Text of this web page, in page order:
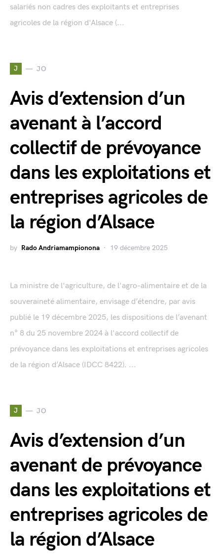
salariés non cadres des exploitants et entreprises
agricoles de la région d'Alsace (...
J JO
Avis d’extension d’un
avenant à l’accord
collectif de prévoyance
dans les exploitations et
entreprises agricoles de
la région d’Alsace
by Rado Andriamampionona 19 décembre 2025
La ministre de l'agriculture, de l'agro-alimentaire et de la
souveraineté alimentaire, envisage d’étendre, par avis
publié le 19 décembre 2025, les dispositions de l’avenant
n° 8 du 25 novembre 2024 à l'accord collectif de
prévoyance dans les exploitations et entreprises agricoles
de la région d’Alsace (IDCC 8422). ...
J JO
Avis d’extension d’un
avenant de prévoyance
dans les exploitations et
entreprises agricoles de
la région d’Alsace